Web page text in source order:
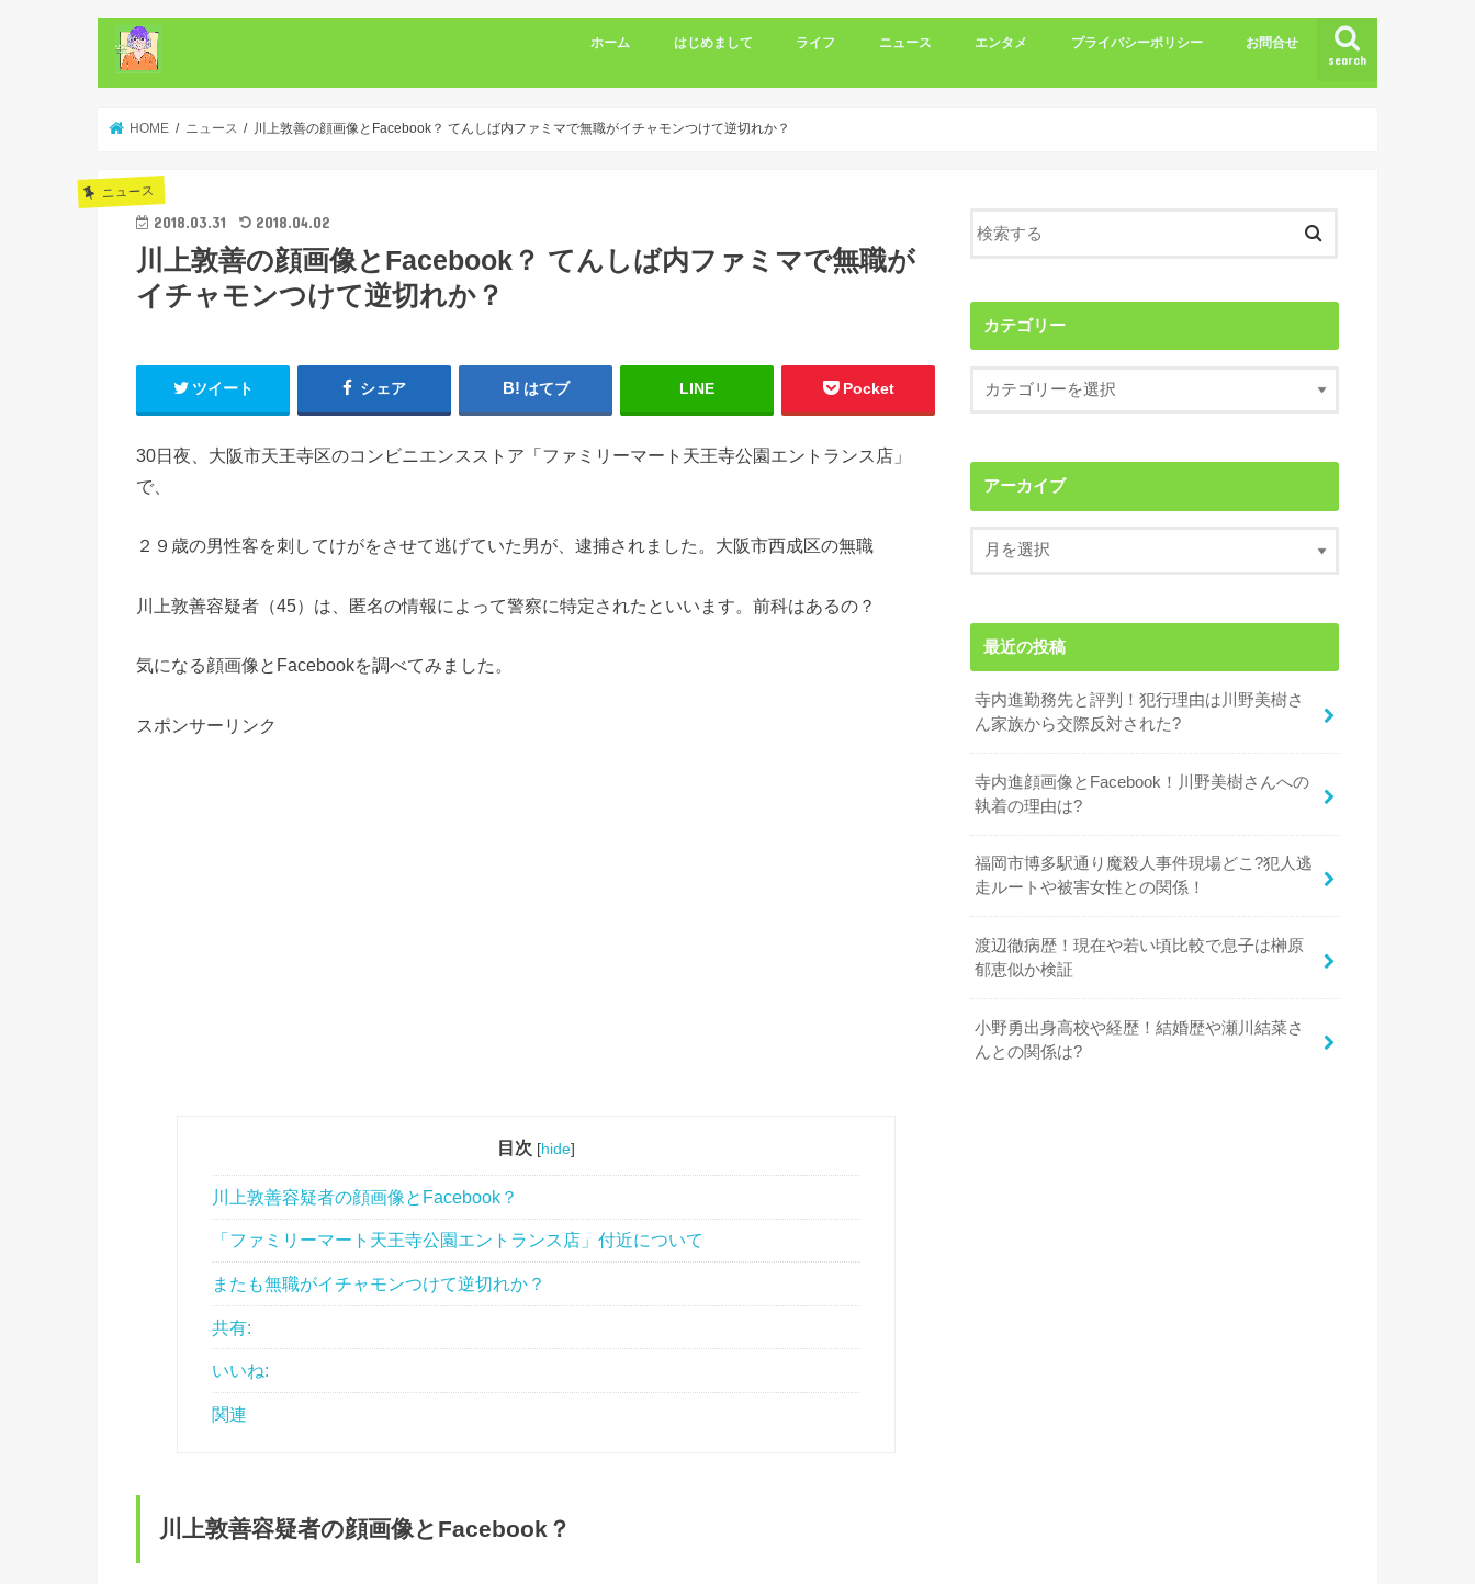
search
ホーム はじめまして ライフ ニュース エンタメ プライバシーポリシー お問合せ
HOME ニュース 川上敦善の顔画像とFacebook？ てんしば内ファミマで無職がイチャモンつけて逆切れか？
ニュース
2018.03.31 2018.04.02
川上敦善の顔画像とFacebook？ てんしば内ファミマで無職が
イチャモンつけて逆切れか？
ツイート シェア はてブ LINE Pocket
30日夜、大阪市天王寺区のコンビニエンスストア「ファミリーマート天王寺公園エントランス店」
で、
２９歳の男性客を刺してけがをさせて逃げていた男が、逮捕されました。大阪市西成区の無職
川上敦善容疑者（45）は、匿名の情報によって警察に特定されたといいます。前科はあるの？
気になる顔画像とFacebookを調べてみました。
スポンサーリンク
目次 [hide]
川上敦善容疑者の顔画像とFacebook？
「ファミリーマート天王寺公園エントランス店」付近について
またも無職がイチャモンつけて逆切れか？
共有:
いいね:
関連
川上敦善容疑者の顔画像とFacebook？
カテゴリー
アーカイブ
最近の投稿
寺内進勤務先と評判！犯行理由は川野美樹さ
ん家族から交際反対された?
寺内進顔画像とFacebook！川野美樹さんへの
執着の理由は?
福岡市博多駅通り魔殺人事件現場どこ?犯人逃
走ルートや被害女性との関係！
渡辺徹病歴！現在や若い頃比較で息子は榊原
郁恵似か検証
小野勇出身高校や経歴！結婚歴や瀬川結菜さ
んとの関係は?